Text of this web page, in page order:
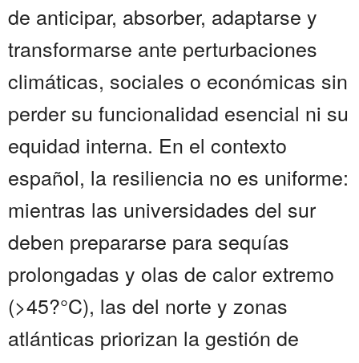
de anticipar, absorber, adaptarse y
transformarse ante perturbaciones
climáticas, sociales o económicas sin
perder su funcionalidad esencial ni su
equidad interna. En el contexto
español, la resiliencia no es uniforme:
mientras las universidades del sur
deben prepararse para sequías
prolongadas y olas de calor extremo
(>45?°C), las del norte y zonas
atlánticas priorizan la gestión de